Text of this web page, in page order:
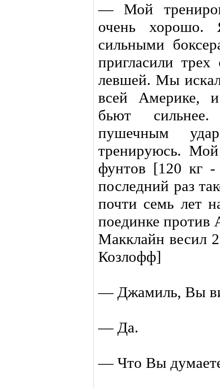
— Мой
очень хорошо.
сильными
пригласили
левшей. Мы
всей Америке,
бьют
пушечным
тренируюсь.
фунтов [120 кг
последний раз
почти семь лет
поединке
Макклайн весил
Козлофф]
— Джамиль, Вы
— Да.
— Что Вы